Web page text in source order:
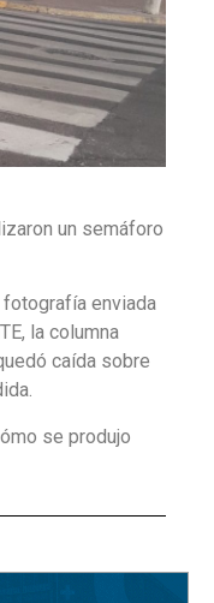
un semáforo
enviada
la columna
caída sobre
se produjo